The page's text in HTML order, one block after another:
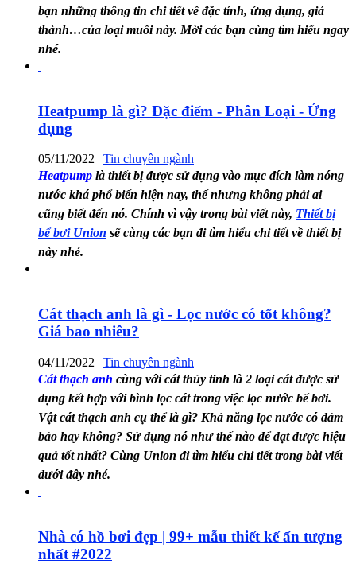
bạn những thông tin chi tiết về đặc tính, ứng dụng, giá
thành…của loại muối này. Mời các bạn cùng tìm hiểu ngay
nhé.
Heatpump là gì? Đặc điểm - Phân Loại - Ứng
dụng
05/11/2022 | Tin chuyên ngành
Heatpump là thiết bị được sử dụng vào mục đích làm nóng
nước khá phổ biến hiện nay, thế nhưng không phải ai
cũng biết đến nó. Chính vì vậy trong bài viết này, Thiết bị
bể bơi Union sẽ cùng các bạn đi tìm hiểu chi tiết về thiết bị
này nhé.
Cát thạch anh là gì - Lọc nước có tốt không?
Giá bao nhiêu?
04/11/2022 | Tin chuyên ngành
Cát thạch anh cùng với cát thủy tinh là 2 loại cát được sử
dụng kết hợp với bình lọc cát trong việc lọc nước bể bơi.
Vật cát thạch anh cụ thể là gì? Khả năng lọc nước có đảm
bảo hay không? Sử dụng nó như thế nào để đạt được hiệu
quả tốt nhất? Cùng Union đi tìm hiểu chi tiết trong bài viết
dưới đây nhé.
Nhà có hồ bơi đẹp | 99+ mẫu thiết kế ấn tượng
nhất #2022